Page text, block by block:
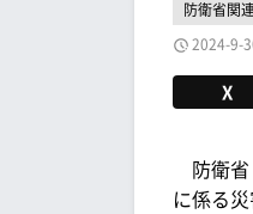
防衛省関
2024-9-
X
防衛省
に係る